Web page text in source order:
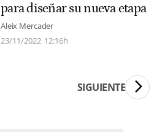
para diseñar su nueva etapa
Aleix Mercader
23/11/2022 12:16h
SIGUIENTE